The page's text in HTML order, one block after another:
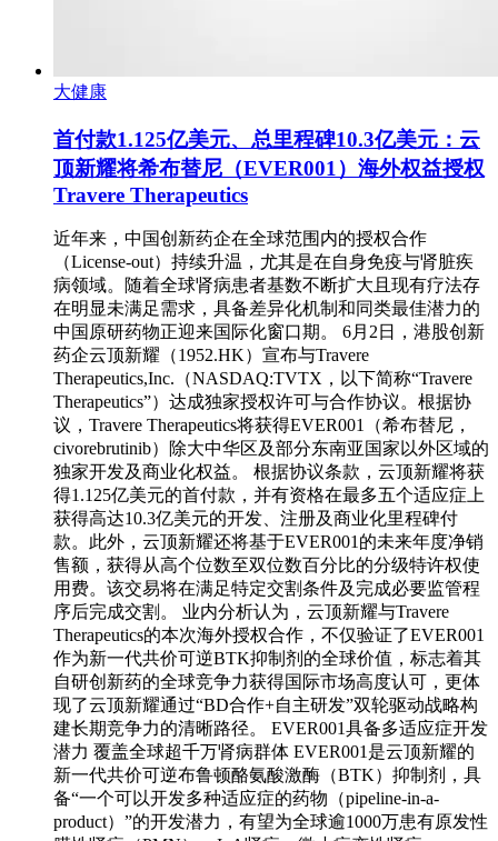
大健康
首付款1.125亿美元、总里程碑10.3亿美元：云
顶新耀将希布替尼（EVER001）海外权益授权
Travere Therapeutics
近年来，中国创新药企在全球范围内的授权合作
（License-out）持续升温，尤其是在自身免疫与肾脏疾
病领域。随着全球肾病患者基数不断扩大且现有疗法存
在明显未满足需求，具备差异化机制和同类最佳潜力的
中国原研药物正迎来国际化窗口期。 6月2日，港股创新
药企云顶新耀（1952.HK）宣布与Travere
Therapeutics,Inc.（NASDAQ:TVTX，以下简称“Travere
Therapeutics”）达成独家授权许可与合作协议。根据协
议，Travere Therapeutics将获得EVER001（希布替尼，
civorebrutinib）除大中华区及部分东南亚国家以外区域的
独家开发及商业化权益。 根据协议条款，云顶新耀将获
得1.125亿美元的首付款，并有资格在最多五个适应症上
获得高达10.3亿美元的开发、注册及商业化里程碑付
款。此外，云顶新耀还将基于EVER001的未来年度净销
售额，获得从高个位数至双位数百分比的分级特许权使
用费。该交易将在满足特定交割条件及完成必要监管程
序后完成交割。 业内分析认为，云顶新耀与Travere
Therapeutics的本次海外授权合作，不仅验证了EVER001
作为新一代共价可逆BTK抑制剂的全球价值，标志着其
自研创新药的全球竞争力获得国际市场高度认可，更体
现了云顶新耀通过“BD合作+自主研发”双轮驱动战略构
建长期竞争力的清晰路径。 EVER001具备多适应症开发
潜力 覆盖全球超千万肾病群体 EVER001是云顶新耀的
新一代共价可逆布鲁顿酪氨酸激酶（BTK）抑制剂，具
备“一个可以开发多种适应症的药物（pipeline-in-a-
product）”的开发潜力，有望为全球逾1000万患有原发性